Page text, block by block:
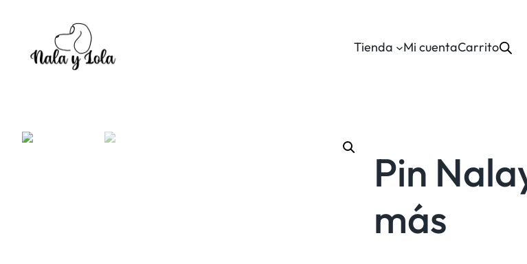
Tienda Mi cuentaCarrito
Pin
más